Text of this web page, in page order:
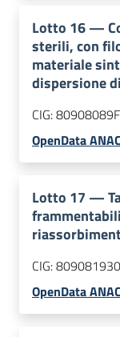
Lotto 16—
sterili, con
materiale
dispersione
CIG:
OpenData ANAC
Lotto 17 —
CIG:
OpenData ANAC